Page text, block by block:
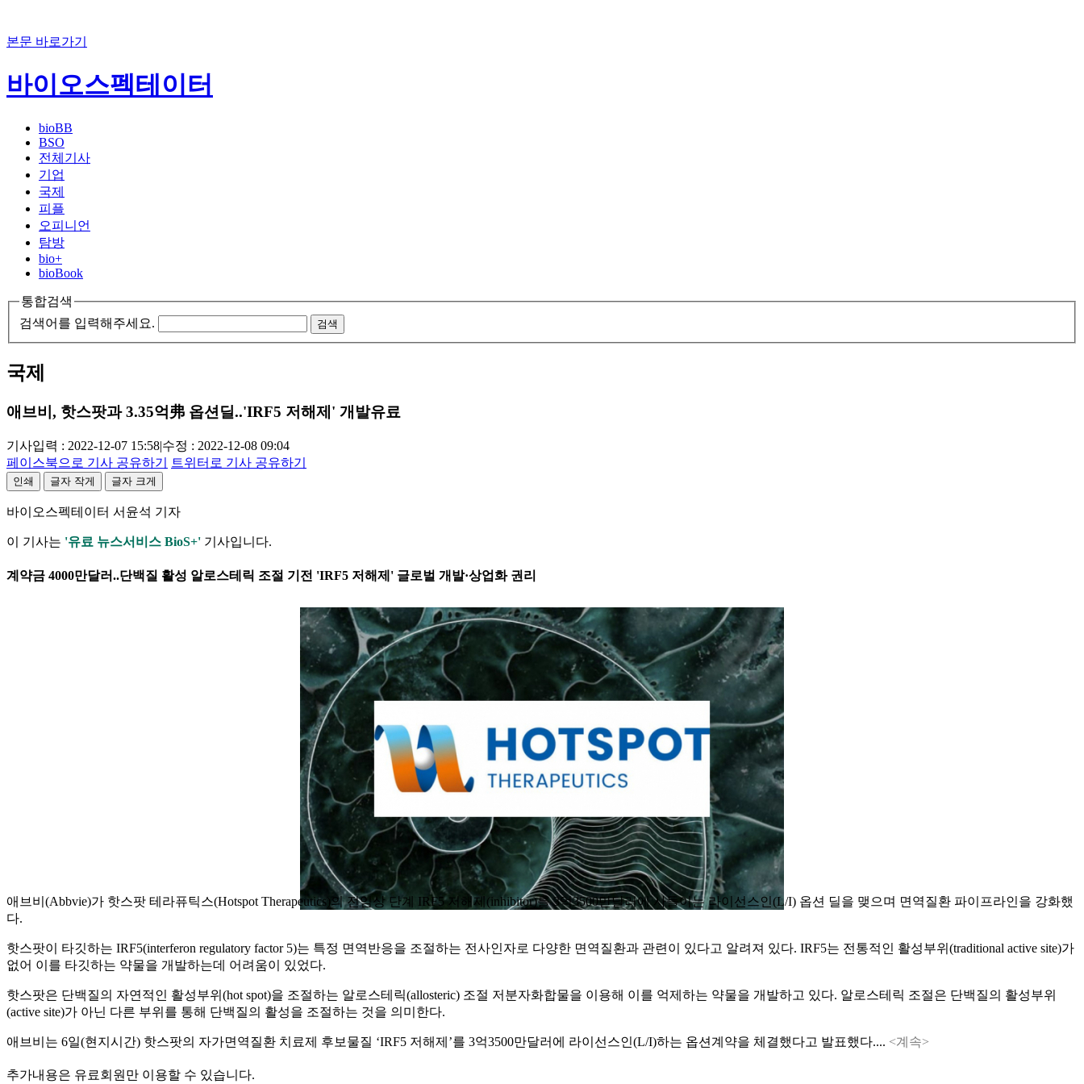
본문 바로가기
바이오스펙테이터
bioBB
BSO
전체기사
기업
국제
피플
오피니언
탐방
bio+
bioBook
통합검색
검색어를 입력해주세요.
검색
국제
애브비, 핫스팟과 3.35억弗 옵션딜..'IRF5 저해제' 개발유료
기사입력 : 2022-12-07 15:58|수정 : 2022-12-08 09:04
페이스북으로 기사 공유하기
트위터로 기사 공유하기
인쇄 글자 작게 글자 크게
바이오스펙테이터 서윤석 기자
이 기사는 '유료 뉴스서비스 BioS+' 기사입니다.
계약금 4000만달러..단백질 활성 알로스테릭 조절 기전 'IRF5 저해제' 글로벌 개발·상업화 권리
애브비(Abbvie)가 핫스팟 테라퓨틱스(Hotspot Therapeutics)의 전임상 단계 IRF5 저해제(inhibitor)를 3억3500만달러에 사들이는 라이선스인(L/I) 옵션 딜을 맺으며 면역질환 파이프라인을 강화했
다.
핫스팟이 타깃하는 IRF5(interferon regulatory factor 5)는 특정 면역반응을 조절하는 전사인자로 다양한 면역질환과 관련이 있다고 알려져 있다. IRF5는 전통적인 활성부위(traditional active site)가
없어 이를 타깃하는 약물을 개발하는데 어려움이 있었다.
핫스팟은 단백질의 자연적인 활성부위(hot spot)을 조절하는 알로스테릭(allosteric) 조절 저분자화합물을 이용해 이를 억제하는 약물을 개발하고 있다. 알로스테릭 조절은 단백질의 활성부위
(active site)가 아닌 다른 부위를 통해 단백질의 활성을 조절하는 것을 의미한다.
애브비는 6일(현지시간) 핫스팟의 자가면역질환 치료제 후보물질 ‘IRF5 저해제’를 3억3500만달러에 라이선스인(L/I)하는 옵션계약을 체결했다고 발표했다.... <계속>
추가내용은 유료회원만 이용할 수 있습니다.